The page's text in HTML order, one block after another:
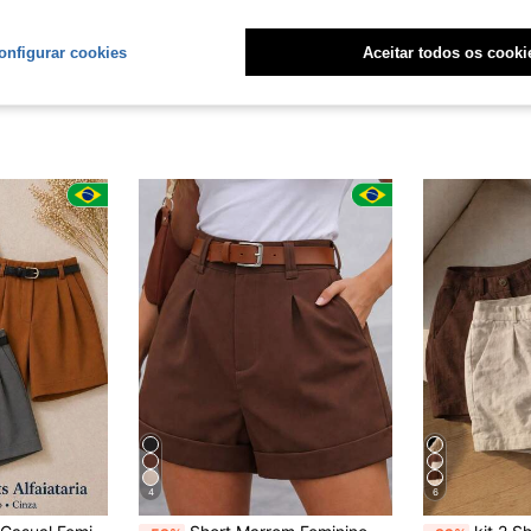
4 6
cookies Aceitar todos os